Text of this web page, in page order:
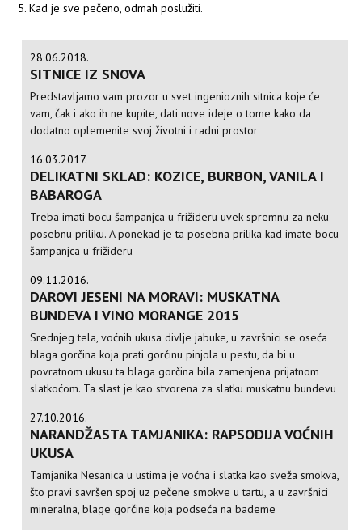
5. Kad je sve pečeno, odmah poslužiti.
28.06.2018.
SITNICE IZ SNOVA
Predstavljamo vam prozor u svet ingenioznih sitnica koje će
vam, čak i ako ih ne kupite, dati nove ideje o tome kako da
dodatno oplemenite svoj životni i radni prostor
16.03.2017.
DELIKATNI SKLAD: KOZICE, BURBON, VANILA I
BABAROGA
Treba imati bocu šampanjca u frižideru uvek spremnu za neku
posebnu priliku. A ponekad je ta posebna prilika kad imate bocu
šampanjca u frižideru
09.11.2016.
DAROVI JESENI NA MORAVI: MUSKATNA
BUNDEVA I VINO MORANGE 2015
Srednjeg tela, voćnih ukusa divlje jabuke, u završnici se oseća
blaga gorčina koja prati gorčinu pinjola u pestu, da bi u
povratnom ukusu ta blaga gorčina bila zamenjena prijatnom
slatkoćom. Ta slast je kao stvorena za slatku muskatnu bundevu
27.10.2016.
NARANDŽASTA TAMJANIKA: RAPSODIJA VOĆNIH
UKUSA
Tamjanika Nesanica u ustima je voćna i slatka kao sveža smokva,
što pravi savršen spoj uz pečene smokve u tartu, a u završnici
mineralna, blage gorčine koja podseća na bademe